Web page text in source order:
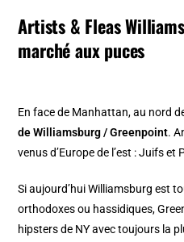
Artists & Fleas
marché aux puces
En face de Manhattan, au nord
de Williamsburg / Greenpoint.
venus d’Europe de l’est : Juifs
Si aujourd’hui Williamsburg est
orthodoxes ou hassidiques,
hipsters de NY avec toujours la